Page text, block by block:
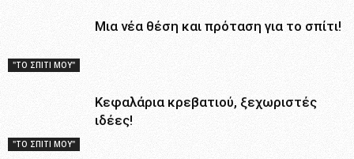
"ΤΟ ΣΠΙΤΙ ΜΟΥ"
Μια νέα θέση και πρόταση για το σπίτι!
"ΤΟ ΣΠΙΤΙ ΜΟΥ"
Κεφαλάρια κρεβατιού, ξεχωριστές
ιδέες!